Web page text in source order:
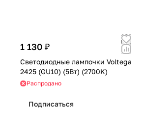
1 130 ₽
Светодиодные лампочки Voltega
2425 (GU10) (5Вт) (2700K)
Распродано
Подписаться